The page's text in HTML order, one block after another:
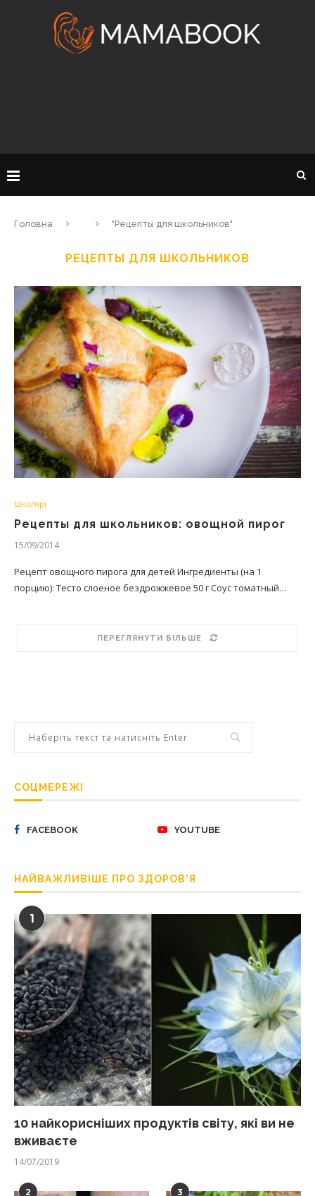
Головна "Рецепты для школьников"
РЕЦЕПТЫ ДЛЯ ШКОЛЬНИКОВ
Школярі
Рецепты для школьников: овощной пирог
15/09/2014
Рецепт овощного пирога для детей Ингредиенты (на 1
порцию): Тесто слоеное бездрожжевое 50 г Соус томатный…
ПЕРЕГЛЯНУТИ БІЛЬШЕ
СОЦМЕРЕЖІ
FACEBOOK YOUTUBE
НАЙВАЖЛИВІШЕ ПРО ЗДОРОВ’Я
1
10 найкорисніших продуктів світу, які ви не
вживаєте
14/07/2019
2 3